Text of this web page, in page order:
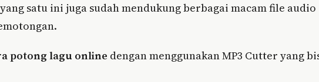
satu ini juga sudah mendukung berbagai macam file audio
potong lagu online dengan menggunakan MP3 Cutter yang